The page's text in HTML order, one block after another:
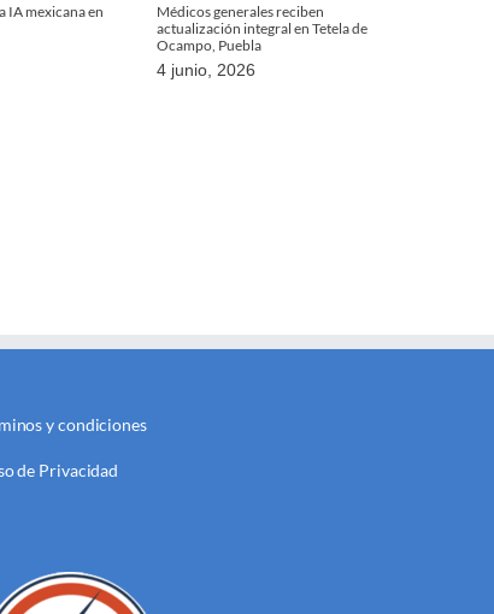
IA mexicana en
Médicos generales reciben
actualización integral en Tetela de
Ocampo, Puebla
4 junio, 2026
y condiciones
de Privacidad